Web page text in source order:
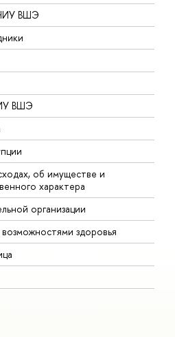
ВШЭ
ВШЭ
об имуществе и
характера
организации
здоровья